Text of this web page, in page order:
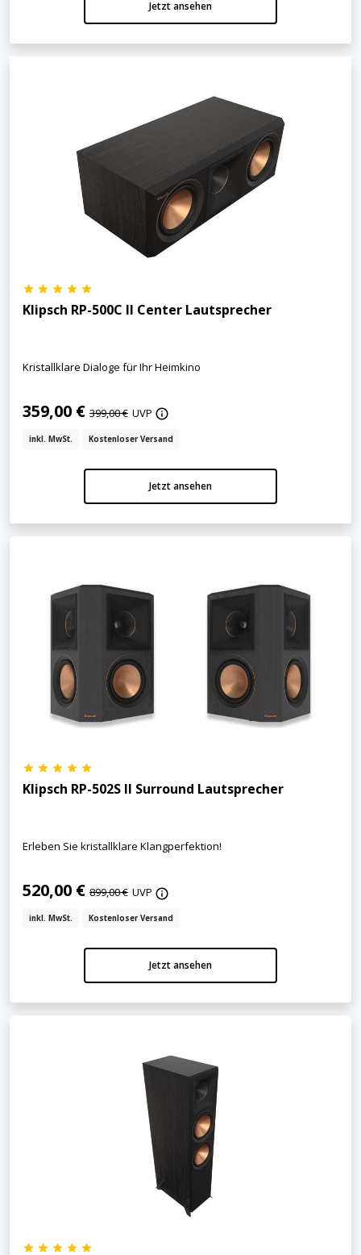
Jetzt ansehen
Klipsch RP-500C II Center Lautsprecher
Kristallklare Dialoge für Ihr Heimkino
359,00 € 399,00 € UVP
inkl. MwSt. Kostenloser Versand
Jetzt ansehen
Klipsch RP-502S II Surround Lautsprecher
Erleben Sie kristallklare Klangperfektion!
520,00 € 899,00 € UVP
inkl. MwSt. Kostenloser Versand
Jetzt ansehen